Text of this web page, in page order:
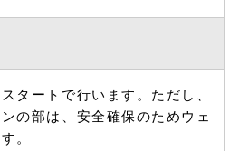
タートで行います。ただし、
の部は、安全確保のためウェ
。